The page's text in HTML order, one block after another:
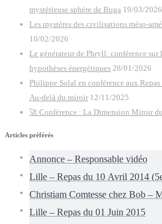
mystérieuse sphère de Buga 19/03/2026
Les mystères des civilisations méso-
10/02/2026
Le générateur de Phryll: conférence sur
hypothèses énergétiques 28/01/2026
Philippe Solal en conférence aux
Au-delà du miroir 12/11/2025
🚀 Conférence : La Dimension Miroir
Articles préférés
Annonce – Responsable vidéo
Lille – Repas du 10 Avril 2014
Christiam Comtesse chez Bob –
Lille – Repas du 01 Juin 2015